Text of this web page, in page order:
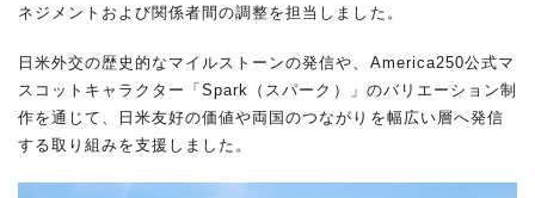
ネジメントおよび関係者間の調整を担当しました。
日米外交の歴史的なマイルストーンの発信や、America250公式マ
スコットキャラクター「Spark（スパーク）」のバリエーション制
作を通じて、日米友好の価値や両国のつながりを幅広い層へ発信
する取り組みを支援しました。